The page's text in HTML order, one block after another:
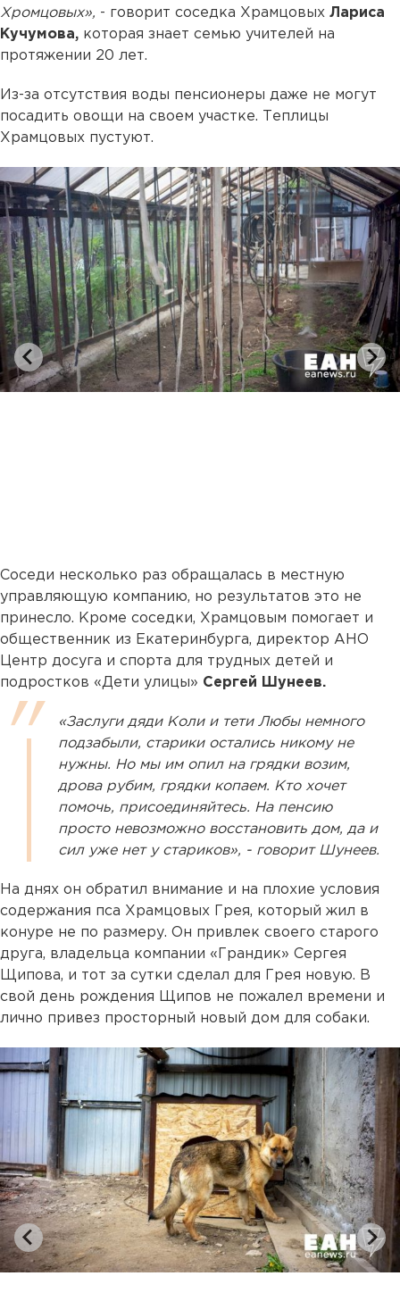
Хромцовых», - говорит соседка Храмцовых Лариса
Кучумова, которая знает семью учителей на
протяжении 20 лет.
Из-за отсутствия воды пенсионеры даже не могут
посадить овощи на своем участке. Теплицы
Храмцовых пустуют.
Соседи несколько раз обращалась в местную
управляющую компанию, но результатов это не
принесло. Кроме соседки, Храмцовым помогает и
общественник из Екатеринбурга, директор АНО
Центр досуга и спорта для трудных детей и
подростков «Дети улицы» Сергей Шунеев.
«Заслуги дяди Коли и тети Любы немного
подзабыли, старики остались никому не
нужны. Но мы им опил на грядки возим,
дрова рубим, грядки копаем. Кто хочет
помочь, присоединяйтесь. На пенсию
просто невозможно восстановить дом, да и
сил уже нет у стариков», - говорит Шунеев.
На днях он обратил внимание и на плохие условия
содержания пса Храмцовых Грея, который жил в
конуре не по размеру. Он привлек своего старого
друга, владельца компании «Грандик» Сергея
Щипова, и тот за сутки сделал для Грея новую. В
свой день рождения Щипов не пожалел времени и
лично привез просторный новый дом для собаки.